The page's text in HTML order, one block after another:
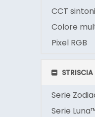
CCT
Colore
Pixel RGB
STRISCIA
Serie
Serie